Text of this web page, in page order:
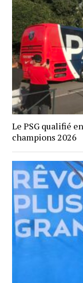
Le PSG qualifié
champions 2026